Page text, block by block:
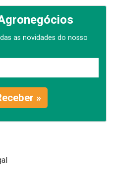
as novidades do nosso
»